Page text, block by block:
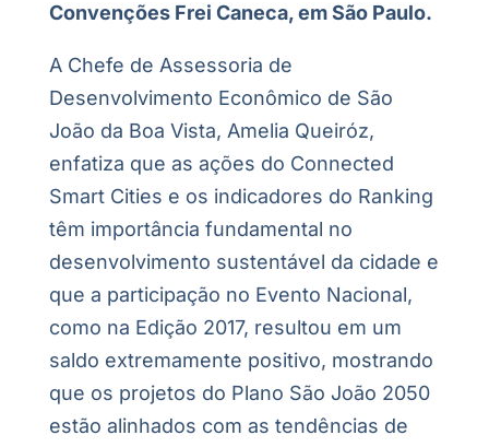
Convenções Frei Caneca, em São Paulo.
A Chefe de Assessoria de
Desenvolvimento Econômico de São
João da Boa Vista, Amelia Queiróz,
enfatiza que as ações do Connected
Smart Cities e os indicadores do Ranking
têm importância fundamental no
desenvolvimento sustentável da cidade e
que a participação no Evento Nacional,
como na Edição 2017, resultou em um
saldo extremamente positivo, mostrando
que os projetos do Plano São João 2050
estão alinhados com as tendências de